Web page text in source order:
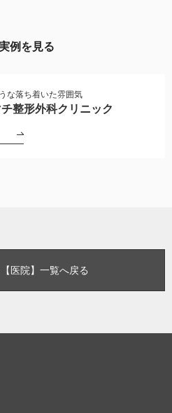
例を見る
な落ち着いた雰囲気
整形外科クリニック
医院】一覧へ戻る